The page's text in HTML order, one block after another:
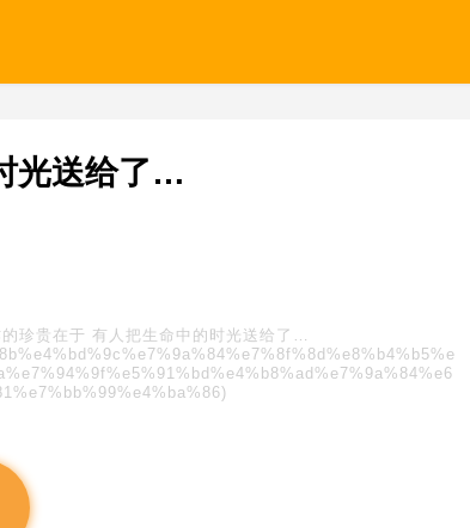
光送给了…
珍贵在于 有人把生命中的时光送给了…